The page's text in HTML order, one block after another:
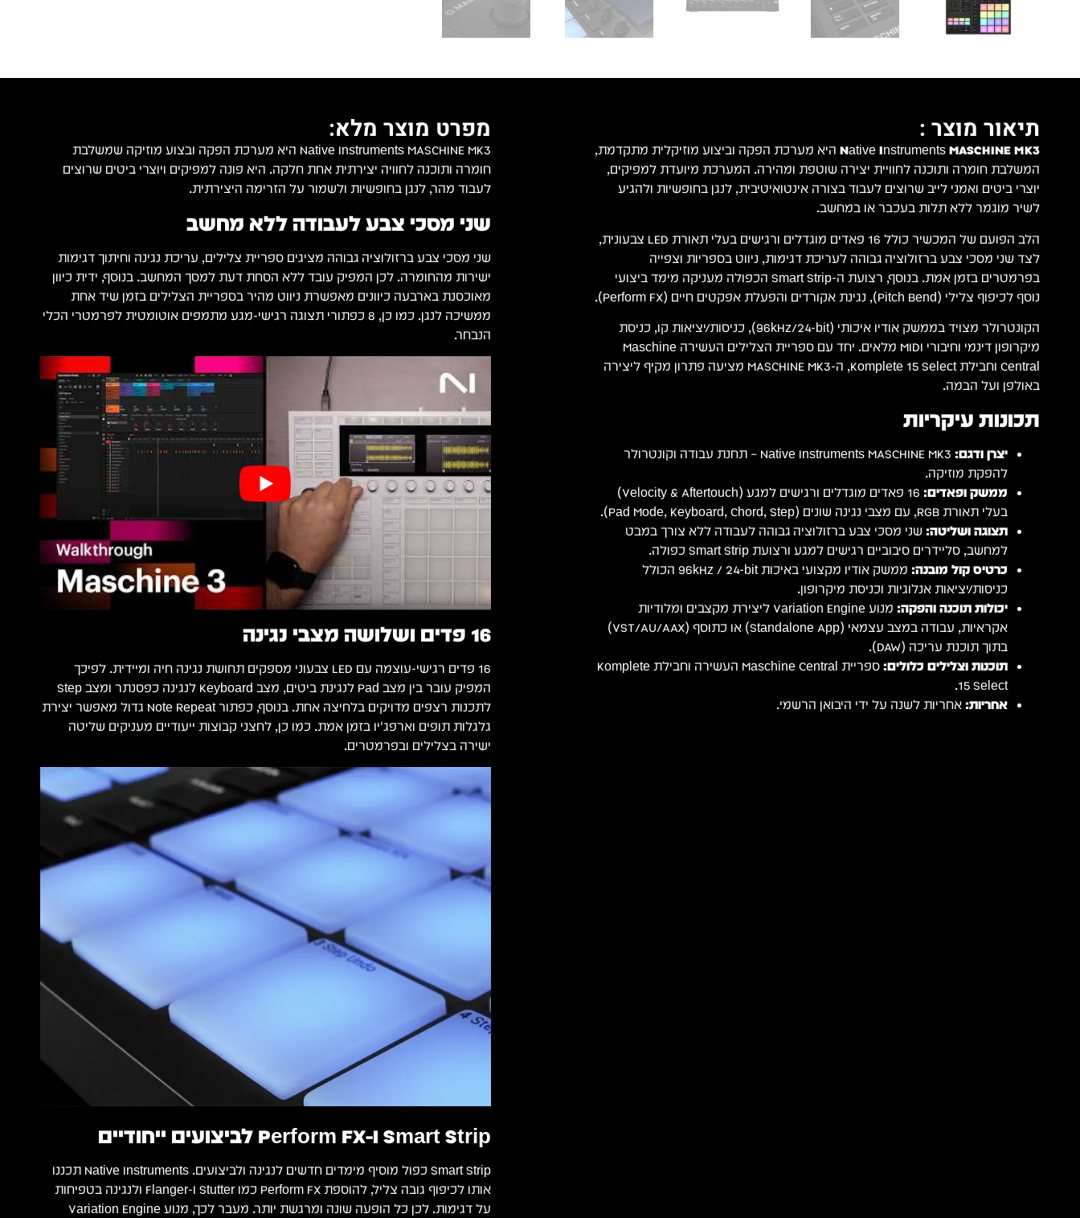
תיאור מוצר :
Native Instruments MASCHINE MK3 היא מערכת הפקה וביצוע מוזיקלית מתקדמת,
המשלבת חומרה ותוכנה לחוויית יצירה שוטפת ומהירה. המערכת מיועדת למפיקים,
יוצרי ביטים ואמני לייב שרוצים לעבוד בצורה אינטואיטיבית, לנגן בחופשיות ולהגיע
לשיר מוגמר ללא תלות בעכבר או במחשב.
הלב הפועם של המכשיר כולל 16 פאדים מוגדלים ורגישים בעלי תאורת LED צבעונית,
לצד שני מסכי צבע ברזולוציה גבוהה לעריכת דגימות, ניווט בספריות וצפייה
בפרמטרים בזמן אמת. בנוסף, רצועת ה-Smart Strip הכפולה מעניקה מימד ביצועי
נוסף לכיפוף צלילי (Pitch Bend), נגינת אקורדים והפעלת אפקטים חיים (Perform FX).
הקונטרולר מצויד בממשק אודיו איכותי (96kHz/24-bit), כניסות/יציאות קו, כניסת
מיקרופון דינמי וחיבורי MIDI מלאים. יחד עם ספריית הצלילים העשירה Maschine
Central וחבילת Komplete 15 Select, ה-MASCHINE MK3 מציעה פתרון מקיף ליצירה
באולפן ועל הבמה.
תכונות עיקריות
יצרן ודגם:
Native Instruments MASCHINE MK3 – תחנת עבודה וקונטרולר
להפקת מוזיקה.
ממשק ופאדים:
16 פאדים מוגדלים ורגישים למגע (Velocity & Aftertouch)
בעלי תאורת RGB, עם מצבי נגינה שונים (Pad Mode, Keyboard, Chord, Step).
תצוגה ושליטה: שני מסכי צבע ברזולוציה גבוהה לעבודה ללא צורך במבט
למחשב, סליידרים סיבוביים רגישים למגע ורצועת Smart Strip כפולה.
כרטיס קול מובנה:
ממשק אודיו מקצועי באיכות 96kHz / 24-bit הכולל
כניסות/יציאות אנלוגיות וכניסת מיקרופון.
יכולות תוכנה והפקה:
מנוע Variation Engine ליצירת מקצבים ומלודיות
אקראיות, עבודה במצב עצמאי (Standalone App) או כתוסף (VST/AU/AAX)
בתוך תוכנת עריכה (DAW).
תוכנות וצלילים כלולים:
ספריית Maschine Central העשירה וחבילת Komplete
15 Select.
אחריות: אחריות לשנה על ידי היבואן הרשמי.
מפרט מוצר מלא:
Native Instruments MASCHINE MK3 היא מערכת הפקה ובצוע מוזיקה שמשלבת
חומרה ותוכנה לחוויה יצירתית אחת חלקה. היא פונה למפיקים ויוצרי ביטים שרוצים
לעבוד מהר, לנגן בחופשיות ולשמור על הזרימה היצירתית.
שני מסכי צבע לעבודה ללא מחשב
שני מסכי צבע ברזולוציה גבוהה מציגים ספריית צלילים, עריכת נגינה וחיתוך דגימות
ישירות מהחומרה. לכן המפיק עובד ללא הסחת דעת למסך המחשב. בנוסף, ידית כיוון
מאוכסנת בארבעה כיוונים מאפשרת ניווט מהיר בספריית הצלילים בזמן שיד אחת
ממשיכה לנגן. כמו כן, 8 כפתורי תצוגה רגישי-מגע מתמפים אוטומטית לפרמטרי הכלי
הנבחר.
16 פדים ושלושה מצבי נגינה
16 פדים רגישי-עוצמה עם LED צבעוני מספקים תחושת נגינה חיה ומיידית. לפיכך
המפיק עובר בין מצב Pad לנגינת ביטים, מצב Keyboard לנגינה כפסנתר ומצב Step
לתכנות רצפים מדויקים בלחיצה אחת. בנוסף, כפתור Note Repeat גדול מאפשר יצירת
גלגלות תופים וארפג'יו בזמן אמת. כמו כן, לחצני קבוצות ייעודיים מעניקים שליטה
ישירה בצלילים ובפרמטרים.
Smart Strip ו-Perform FX לביצועים ייחודיים
Smart Strip כפול מוסיף מימדים חדשים לנגינה ולביצועים. Native Instruments תכננו
אותו לכיפוף גובה צליל, להוספת Perform FX כמו Stutter ו-Flanger ולנגינה בטפיחות
על דגימות. לכן כל הופעה שונה ומרגשת יותר. מעבר לכך, מנוע Variation Engine